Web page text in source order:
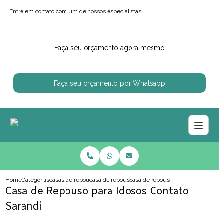
Entre em contato com um de nossos especialistas!
Faça seu orçamento agora mesmo
Faça seu orçamento por Whatsapp
HomeCategoriascasas de repousocasa de repouso proximo de mim
casa de repouso para idosos
Casa de Repouso para Idosos Contato
Sarandi